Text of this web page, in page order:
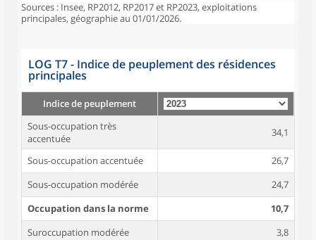
Sources : Insee, RP2012, RP2017 et RP2023, exploitations
principales, géographie au 01/01/2026.
LOG T7 - Indice de peuplement des résidences
principales
Indice de peuplement
Sous-occupation très
accentuée
34,1
Sous-occupation accentuée
26,7
Sous-occupation modérée
24,7
Occupation dans la norme
10,7
Suroccupation modérée
3,8